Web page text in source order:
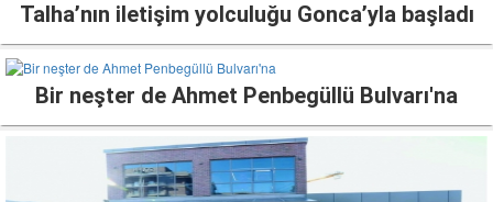
Talha’nın iletişim yolculuğu Gonca’yla başladı
Bir neşter de Ahmet Penbegüllü Bulvarı'na